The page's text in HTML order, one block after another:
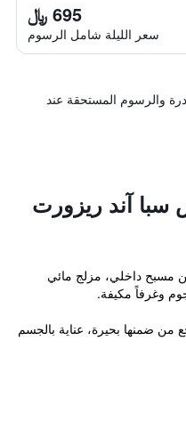
695 ﷼
سعر الليلة شامل الرسوم
والرسوم المستحقة عند
آند ريزورت
مسبح داخلي، مزلج مائي
من ضمنها بحيرة، عناية بالجسم